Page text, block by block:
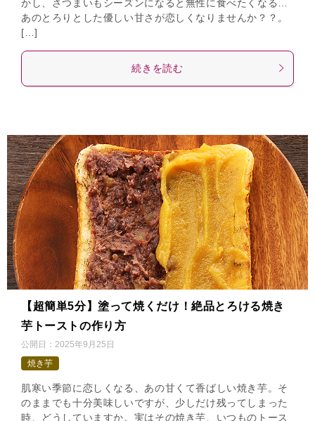
かし、さつまいもシーズンになると無性に食べたくなる…
あのとろりとした優しい甘さが恋しくなりませんか？？。
[…]
続きを読む
【超簡単5分】塗って焼くだけ！絶品とろける焼き
芋トーストの作り方
公開日： 2025年9月25日
焼き芋
肌寒い季節に恋しくなる、あの甘くて香ばしい焼き芋。そ
のままでも十分美味しいですが、少しだけ残ってしまった
時、どうしていますか。実はその焼き芋、いつものトース